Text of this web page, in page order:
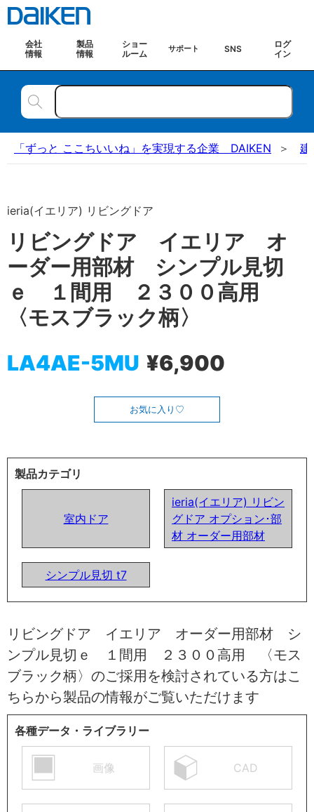
会社
情報
製品
情報
ショー
ルーム
サポート SNS
ログ
イン
「ずっと ここちいいね」を実現する企業 DAIKEN 建
ieria(イエリア) リビングドア
リビングドア イエリア オ
ーダー用部材 シンプル見切
ｅ １間用 ２３００高用
〈モスブラック柄〉
LA4AE-5MU ¥6,900
お気に入り
製品カテゴリ
室内ドア
ieria(イエリア) リビン
グドア オプション･部
材 オーダー用部材
シンプル見切 t7
リビングドア イエリア オーダー用部材 シ
ンプル見切ｅ １間用 ２３００高用 〈モス
ブラック柄〉のご採用を検討されている方はこ
ちらから製品の情報がご覧いただけます
各種データ・ライブラリー
画像 CAD